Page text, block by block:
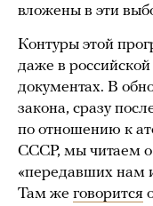
вложены в эти
Контуры этой
даже в
документах. В
закона, сразу
по отношению к
СССР, мы читаем о
«передавших нам
Там же говорится